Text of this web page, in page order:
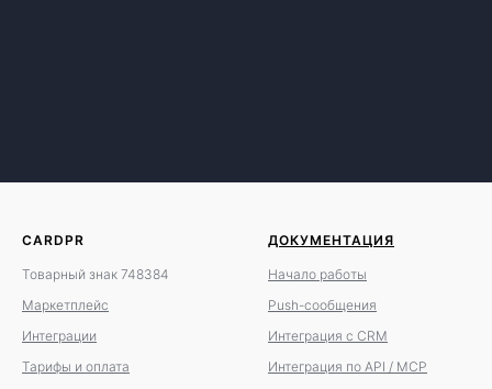
CARDPR
Товарный знак 748384
Маркетплейс
Интеграции
Тарифы и оплата
ДОКУМЕНТАЦИЯ
Начало работы
Push-сообщения
Интеграция с CRM
Интеграция по API / MCP